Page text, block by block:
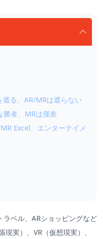
遮る、AR/MRは遮らない
勝者、MRは僅差
Excel、エンターテイメ
ベル、ARショッピングなど
実）、VR（仮想現実）、